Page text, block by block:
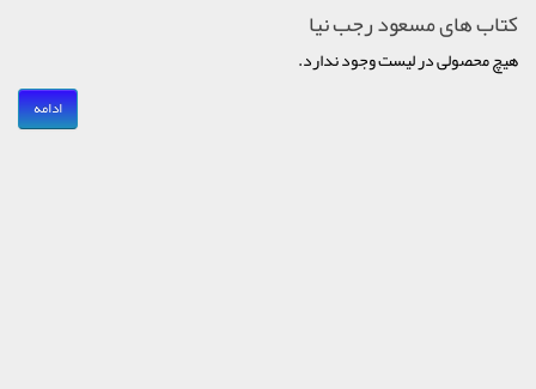
کتاب های مسعود رجب نیا
هیچ محصولی در لیست وجود ندارد.
ادامه